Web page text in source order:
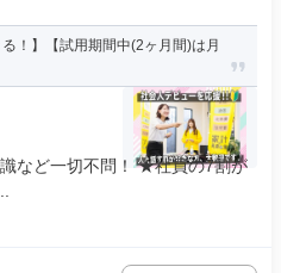
！】【試用期間中(2ヶ月間)は月
など一切不問！ ★社員の7割が